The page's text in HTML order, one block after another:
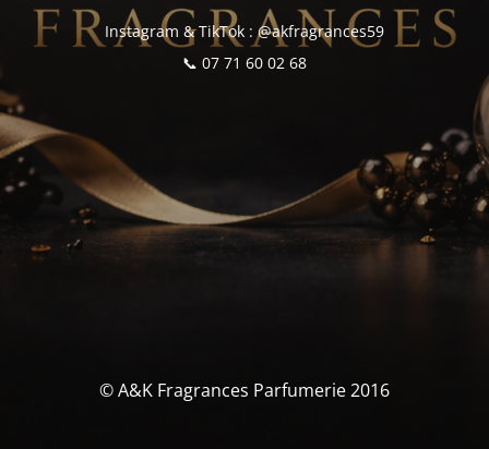
Instagram & TikTok : @akfragrances59
📞 07 71 60 02 68
© A&K Fragrances Parfumerie 2016